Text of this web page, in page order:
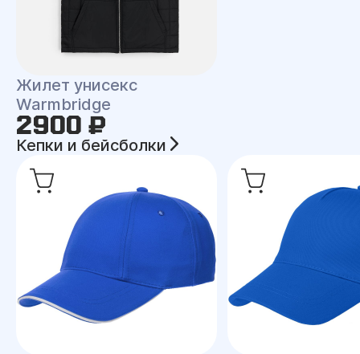
Жилет унисекс
Warmbridge
2900 ₽
Кепки и бейсболки